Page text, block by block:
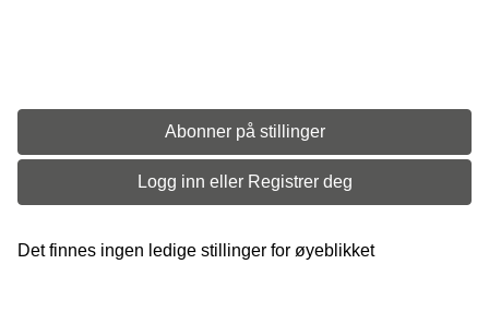
Abonner på stillinger
Logg inn eller Registrer deg
Det finnes ingen ledige stillinger for øyeblikket